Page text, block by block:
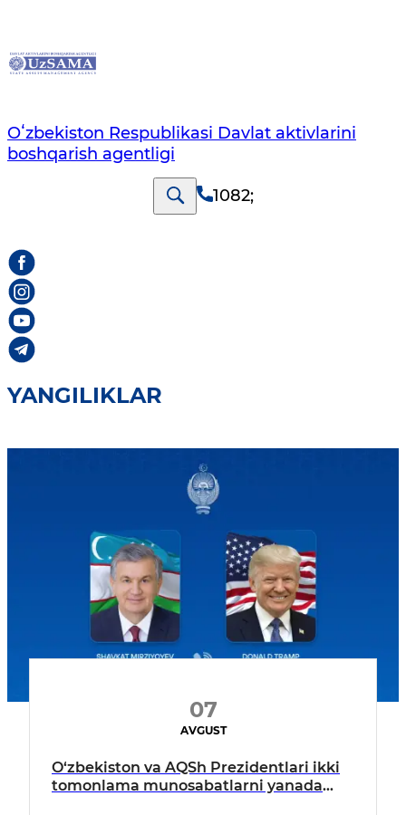
Oʻzbekiston Respublikasi Davlat aktivlarini
boshqarish agentligi
1082;
YANGILIKLAR
07
AVGUST
O‘zbekiston va AQSh Prezidentlari ikki
tomonlama munosabatlarni yanada